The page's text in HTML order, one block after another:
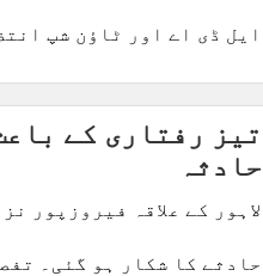
ایل ڈی اے اور ٹاؤن شپ
تیز رفتاری کے
حادثہ
لاہور کے علاقہ فیروزپور
حادثے کا شکار ہو گئی۔